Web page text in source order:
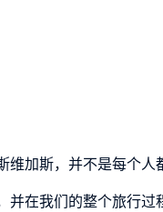
维加斯，并不是每个人
并在我们的整个旅行